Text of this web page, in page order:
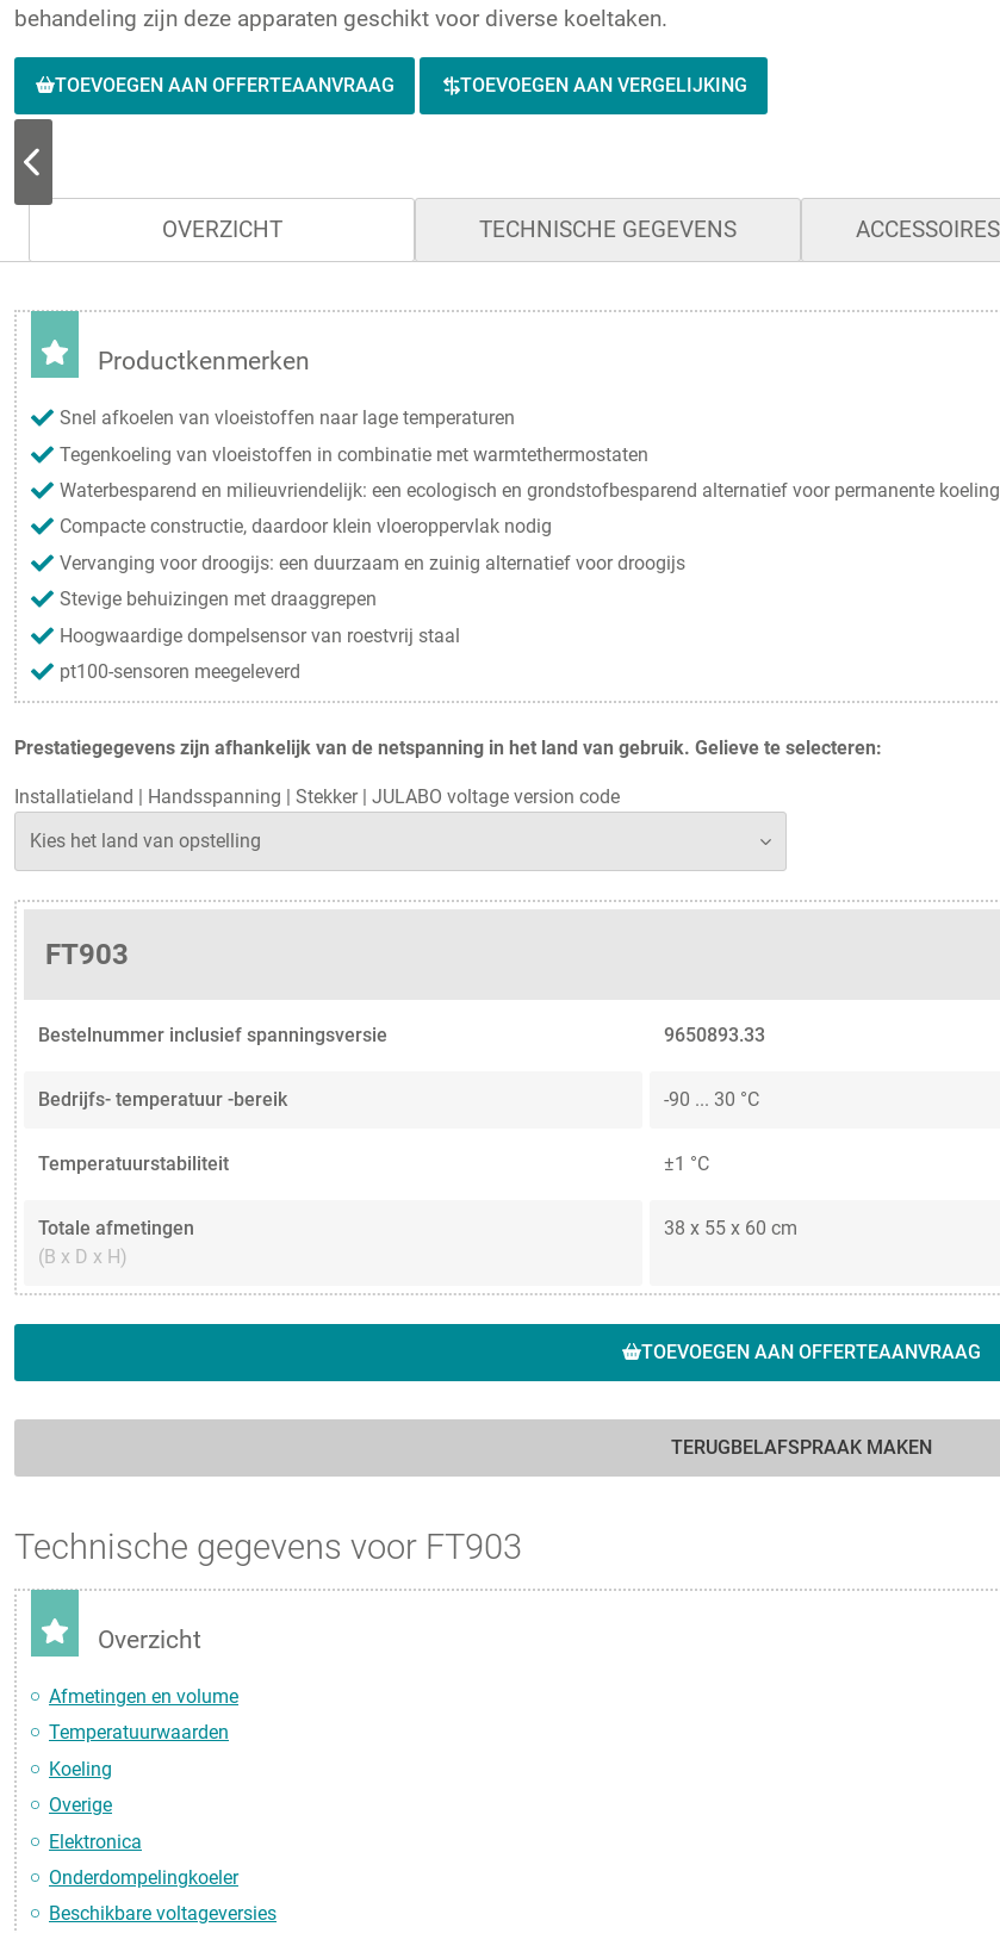
behandeling zijn deze apparaten geschikt voor diverse koeltaken.
TOEVOEGEN AAN OFFERTEAANVRAAG TOEVOEGEN AAN VERGELIJKING
OVERZICHT TECHNISCHE GEGEVENS
Prestatiegegevens zijn afhankelijk van de netspanning in het land van gebruik. Gelieve te selecteren:
Installatieland | Handsspanning | Stekker| JULABO voltage version code
FT903
Bestelnummer inclusief spanningsversie 9650893.33
Bedrijfs- temperatuur -bereik -90 ... 30 °C
Temperatuurstabiliteit ±1 °C
Totale afmetingen
(B x D x H)
38 x 55 x 60 cm
TOEVOEGEN AAN OFFERTEAANVRAAG
TERUGBELAFSPRAAK MAKEN
Productkenmerken
Snel afkoelen van vloeistoffen naar lage temperaturen
Tegenkoeling van vloeistoffen in combinatie met warmtethermostaten
Waterbesparend en milieuvriendelijk: een ecologisch en grondstofbesparend alternatief voor permanente
Compacte constructie, daardoor klein vloeroppervlak nodig
Vervanging voor droogijs: een duurzaam en zuinig alternatief voor droogijs
Stevige behuizingen met draaggrepen
Hoogwaardige dompelsensor van roestvrij staal
pt100-sensoren meegeleverd
Technische gegevens voor FT903
Overzicht
Afmetingen en volume
Temperatuurwaarden
Koeling
Overige
Elektronica
Onderdompelingkoeler
Beschikbare voltageversies